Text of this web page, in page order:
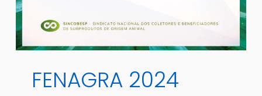
FENAGRA 2024